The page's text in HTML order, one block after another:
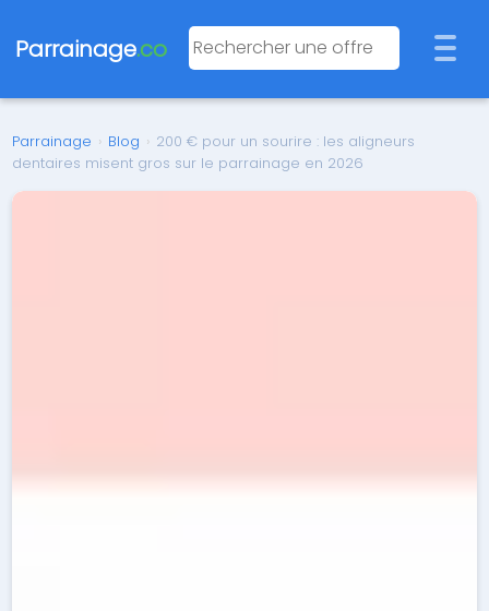
Parrainage.co
Parrainage › Blog › 200 € pour un sourire : les aligneurs
dentaires misent gros sur le parrainage en 2026